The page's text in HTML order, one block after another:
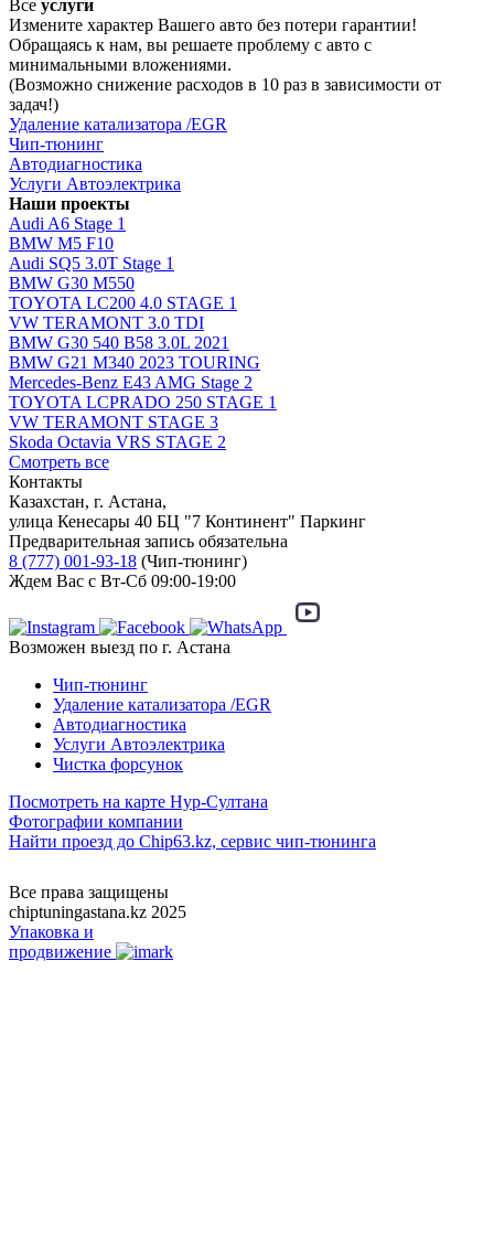
Все услуги
Измените характер Вашего авто без потери гарантии!
Обращаясь к нам, вы решаете проблему с авто с
минимальными вложениями.
(Возможно снижение расходов в 10 раз в зависимости от
задач!)
Удаление катализатора /EGR
Чип-тюнинг
Автодиагностика
Услуги Автоэлектрика
Наши проекты
Audi A6 Stage 1
BMW M5 F10
Audi SQ5 3.0T Stage 1
BMW G30 M550
TOYOTA LC200 4.0 STAGE 1
VW TERAMONT 3.0 TDI
BMW G30 540 B58 3.0L 2021
BMW G21 M340 2023 TOURING
Mercedes-Benz E43 AMG Stage 2
TOYOTA LCPRADO 250 STAGE 1
VW TERAMONT STAGE 3
Skoda Octavia VRS STAGE 2
Смотреть все
Контакты
Казахстан, г. Астана,
улица Кенесары 40 БЦ "7 Континент" Паркинг
Предварительная запись обязательна
8 (777) 001-93-18 (Чип-тюнинг)
Ждем Вас с Вт-Сб 09:00-19:00
Возможен выезд по г. Астана
Чип-тюнинг
Удаление катализатора /EGR
Автодиагностика
Услуги Автоэлектрика
Чистка форсунок
Посмотреть на карте Нур-Султана
Фотографии компании
Найти проезд до Chip63.kz, сервис чип-тюнинга
Все права защищены
chiptuningastana.kz 2025
Упаковка и
продвижение